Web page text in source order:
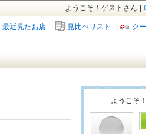
ようこそ！ゲストさん |
ク
見比べリスト
最近見たお店
ようこそ